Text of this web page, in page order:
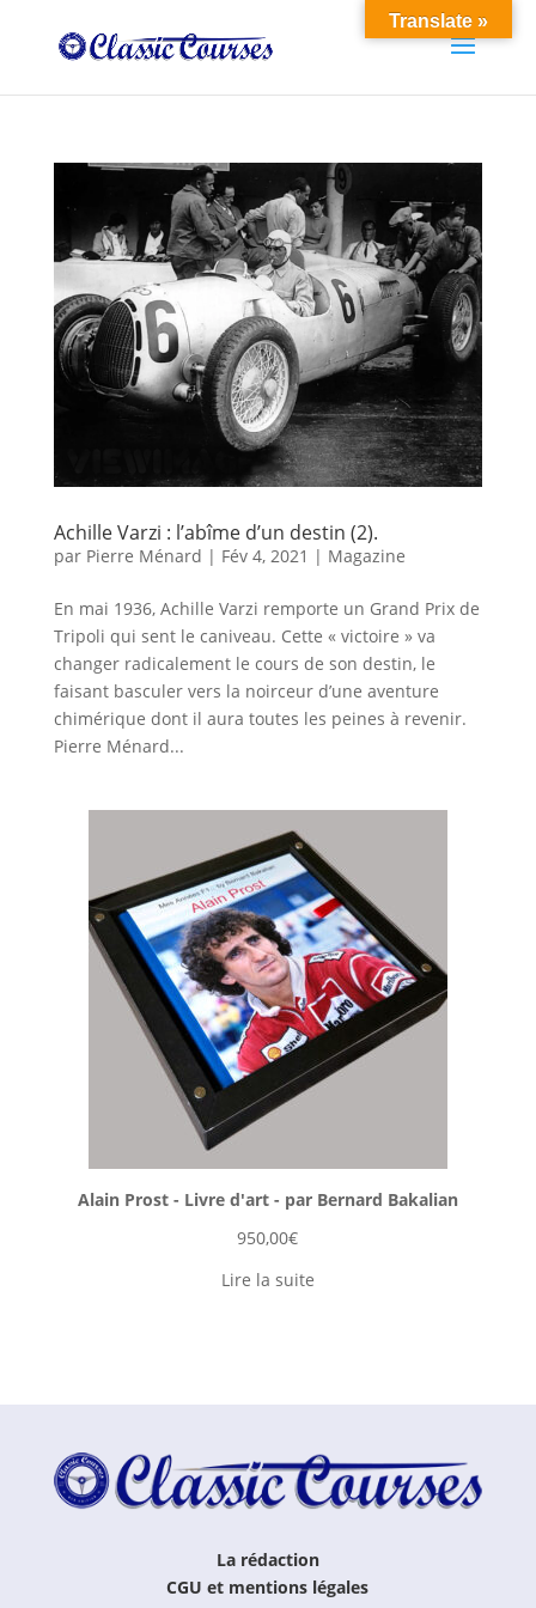
Achille Varzi : l’abîme d’un destin (2).
par Pierre Ménard | Fév 4, 2021 | Magazine
En mai 1936, Achille Varzi remporte un Grand Prix de
Tripoli qui sent le caniveau. Cette « victoire » va
changer radicalement le cours de son destin, le
faisant basculer vers la noirceur d’une aventure
chimérique dont il aura toutes les peines à revenir.
Pierre Ménard...
Alain Prost - Livre d'art - par Bernard Bakalian
950,00€
Lire la suite
La rédaction
CGU et mentions légales
Translate »